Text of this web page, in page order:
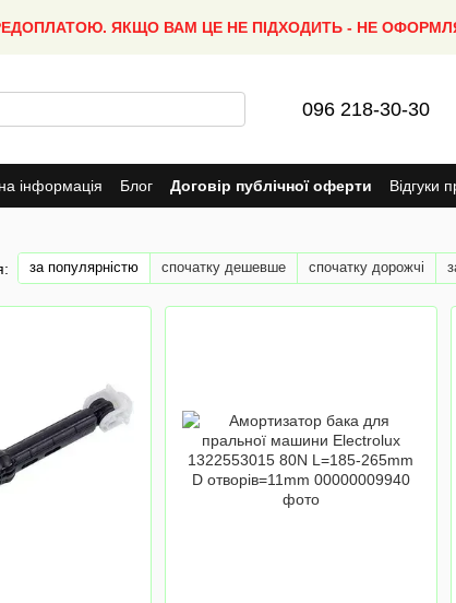
ЯКЩО ВАМ ЦЕ НЕ ПІДХОДИТЬ - НЕ
096 218-30-30
інформація Блог Договір публічної оферти Відгуки
за популярністю спочатку дешевше спочатку дорожчі